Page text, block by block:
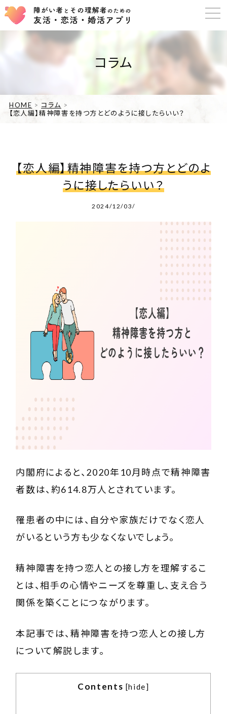
コラム
HOME
コラム
【恋人編】精神障害を持つ方とどのように接したらいい？
【恋人編】精神障害を持つ方とどのよ
うに接したらいい？
2024/12/03/
内閣府によると、2020年10月時点で精神障害
者数は、約614.8万人とされています。
罹患者の中には、自分や家族だけでなく恋人
がいるという方も少なくないでしょう。
精神障害を持つ恋人との接し方を理解するこ
とは、相手の心情やニーズを尊重し、支え合う
関係を築くことにつながります。
本記事では、精神障害を持つ恋人との接し方
について解説します。
Contents [hide]